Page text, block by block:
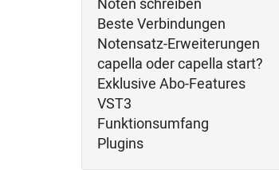
Noten schreiben
Beste Verbindungen
Notensatz-Erweiterungen
capella oder capella start?
Exklusive Abo-Features
VST3
Funktionsumfang
Plugins